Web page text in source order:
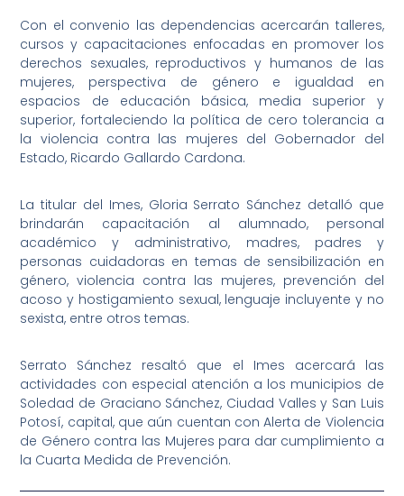
Con el convenio las dependencias acercarán talleres,
cursos y capacitaciones enfocadas en promover los
derechos sexuales, reproductivos y humanos de las
mujeres, perspectiva de género e igualdad en
espacios de educación básica, media superior y
superior, fortaleciendo la política de cero tolerancia a
la violencia contra las mujeres del Gobernador del
Estado, Ricardo Gallardo Cardona.
La titular del Imes, Gloria Serrato Sánchez detalló que
brindarán capacitación al alumnado, personal
académico y administrativo, madres, padres y
personas cuidadoras en temas de sensibilización en
género, violencia contra las mujeres, prevención del
acoso y hostigamiento sexual, lenguaje incluyente y no
sexista, entre otros temas.
Serrato Sánchez resaltó que el Imes acercará las
actividades con especial atención a los municipios de
Soledad de Graciano Sánchez, Ciudad Valles y San Luis
Potosí, capital, que aún cuentan con Alerta de Violencia
de Género contra las Mujeres para dar cumplimiento a
la Cuarta Medida de Prevención.